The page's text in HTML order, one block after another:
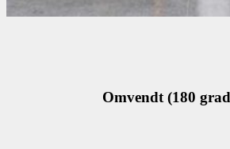
Omvendt (180